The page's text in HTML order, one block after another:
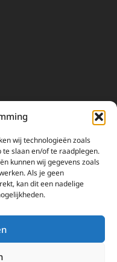
wij technologieën zoals
slaan en/of te raadplegen.
kunnen wij gegevens zoals
Als je geen
kan dit een nadelige
door uw donaties.
inkomsten of